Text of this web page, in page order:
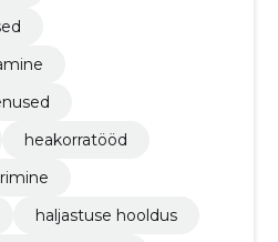
heakorratööd
haljastuse hooldus